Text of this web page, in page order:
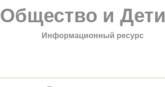
Общество и Дети
Информационный ресурс